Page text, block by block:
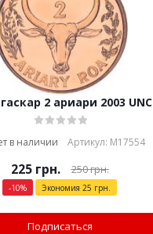
2 ариари 2003 UNC
в наличии Артикул: М17554
225грн. 250грн.
-10% Экономия 25 грн.
Подписаться